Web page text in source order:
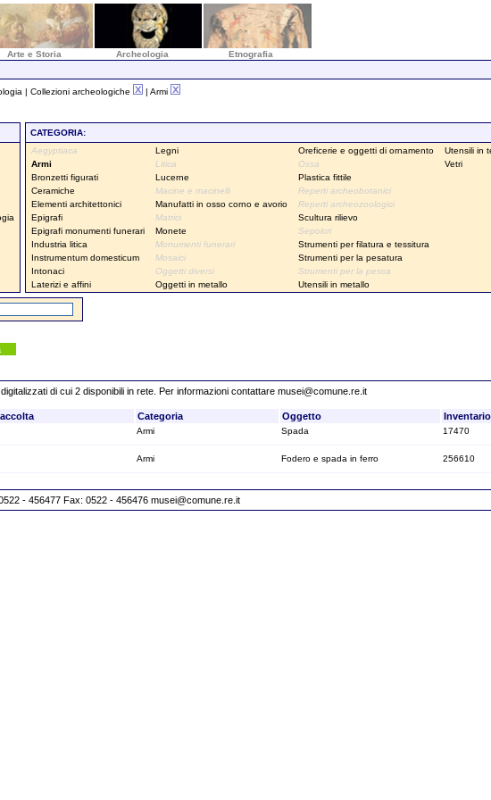
Arte e Storia Archeologia Etnografia
| Collezioni archeologiche | Armi
CATEGORIA:
Aegyptiaca
Armi
Bronzetti figurati
Ceramiche
Elementi architettonici
Epigrafi
Epigrafi monumenti funerari
Industria litica
Instrumentum domesticum
Intonaci
Laterizi e affini
Legni
Litica
Lucerne
Macine e macinelli
Manufatti in osso corno e avorio
Matrici
Monete
Monumenti funerari
Mosaici
Oggetti diversi
Oggetti in metallo
Oreficerie e oggetti di ornamento
Ossa
Plastica fittile
Reperti archeobotanici
Reperti archeozoologici
Scultura rilievo
Sepolcri
Strumenti per filatura e tessitura
Strumenti per la pesatura
Strumenti per la pesca
Utensili in metallo
Utensili in
Vetri
di cui 2 disponibili in rete. Per informazioni contattare musei@comune.re.it
Categoria Oggetto Inventario
Armi Spada 17470
Armi Fodero e spada in ferro 256610
- 456477 Fax: 0522 - 456476 musei@comune.re.it